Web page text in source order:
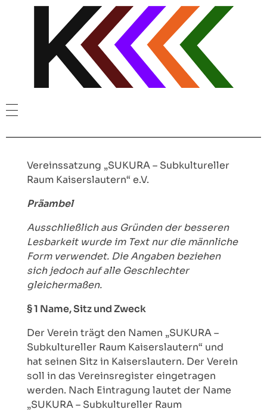
Vorstand
Elektronische Musik
HipHop
Kunst, Kultur & Sport
VERANSTALTUNGEN
Laut(r)er Kunst (2022)
PLUG Vol. 1 (2022)
Lange Nacht der Kultur (2023)
Laut(r)er Kunst II (2023)
Santa Sukura 1 (2021)
Santa SUKURA 2 (2023)
Sukura Cup (2022)
INSTAGRAM
KARLMER & FOURTEEN RULES – LIVE IN KAISERSLAUTERN
Vereinssatzung „SUKURA – Subkultureller
Raum Kaiserslautern“ e.V.
Präambel
Ausschließlich aus Gründen der besseren
Lesbarkeit wurde im Text nur die männliche
Form verwendet. Die Angaben beziehen
sich jedoch auf alle Geschlechter
gleichermaßen.
§ 1 Name, Sitz und Zweck
Der Verein trägt den Namen „SUKURA –
Subkultureller Raum Kaiserslautern“ und
hat seinen Sitz in Kaiserslautern. Der Verein
soll in das Vereinsregister eingetragen
werden. Nach Eintragung lautet der Name
„SUKURA – Subkultureller Raum